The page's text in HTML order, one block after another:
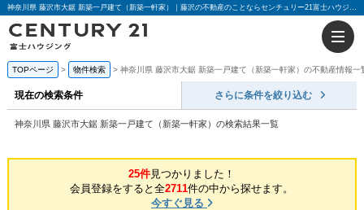
神奈川県 藤沢市大鋸 新築一戸建て（新築一軒家）｜藤沢の不動産のことならセンチュリー21富士ハウジング
TOPページ 物件検索 神奈川県 藤沢市大鋸 新築一戸建て（新築一軒家）の不動産情報一
現在の検索条件 さらに条件を絞り込む
神奈川県 藤沢市大鋸 新築一戸建て（新築一軒家）の検索結果一覧
25件見つかりました！
会員登録をすると全2711件の中から探せます。
今すぐ見る